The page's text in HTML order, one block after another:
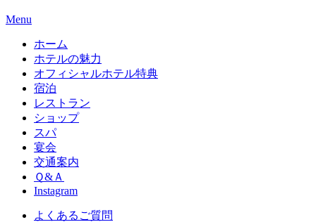
Menu
ホーム
ホテルの魅力
オフィシャルホテル特典
宿泊
レストラン
ショップ
スパ
宴会
交通案内
Ｑ&Ａ
Instagram
よくあるご質問